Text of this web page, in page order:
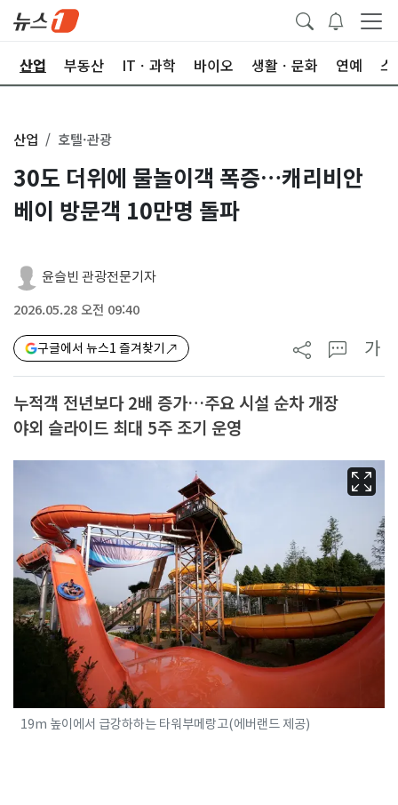
산업 부동산 ITㆍ과학 바이오 생활ㆍ문화 연예 스
산업 호텔·관광
30도 더위에 물놀이객 폭증…캐리비안
베이 방문객 10만명 돌파
윤슬빈 관광전문기자
2026.05.28 오전 09:40
구글에서 뉴스1 즐겨찾기 가
누적객 전년보다 2배 증가…주요 시설 순차 개장
야외 슬라이드 최대 5주 조기 운영
19m 높이에서 급강하하는 타워부메랑고(에버랜드 제공)